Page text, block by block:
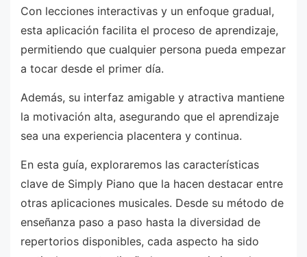
Con lecciones interactivas y un enfoque gradual,
esta aplicación facilita el proceso de aprendizaje,
permitiendo que cualquier persona pueda empezar
a tocar desde el primer día.
Además, su interfaz amigable y atractiva mantiene
la motivación alta, asegurando que el aprendizaje
sea una experiencia placentera y continua.
En esta guía, exploraremos las características
clave de Simply Piano que la hacen destacar entre
otras aplicaciones musicales. Desde su método de
enseñanza paso a paso hasta la diversidad de
repertorios disponibles, cada aspecto ha sido